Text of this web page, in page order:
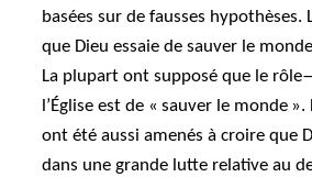
basées sur de fausses
que Dieu essaie de sauver le
La plupart ont supposé que le
l’Église est de « sauver le monde
ont été aussi amenés à croire que
dans une grande lutte relative au